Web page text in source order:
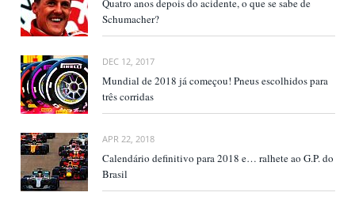
Quatro anos depois do acidente, o que se sabe de
Schumacher?
DEC 12, 2017
Mundial de 2018 já começou! Pneus escolhidos para
três corridas
APR 22, 2018
Calendário definitivo para 2018 e… ralhete ao G.P. do
Brasil